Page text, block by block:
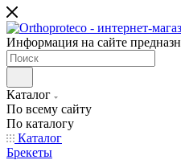
Информация на сайте
Каталог
По всему сайту
По каталогу
Каталог
Брекеты